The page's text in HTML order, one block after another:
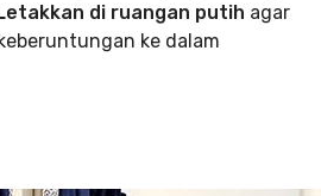
di ruangan putih agar
ke dalam